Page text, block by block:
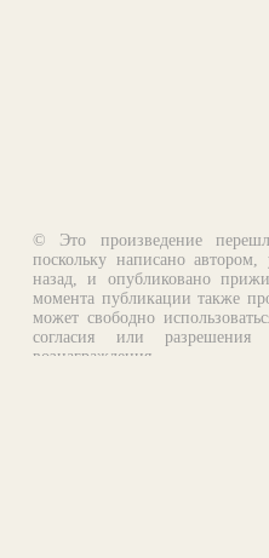
© Это произведение
поскольку написано
назад, и опубликовано
момента публикации также
может свободно
согласия или
вознаграждения.